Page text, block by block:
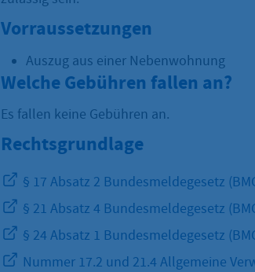
Vorraussetzungen
Auszug aus einer Nebenwohnung
Welche Gebühren fallen an?
Es fallen keine Gebühren an.
Rechtsgrundlage
§ 17 Absatz 2 Bundesmeldegesetz
§ 21 Absatz 4 Bundesmeldegesetz
§ 24 Absatz 1 Bundesmeldegesetz
Nummer 17.2 und 21.4 Allgemeine